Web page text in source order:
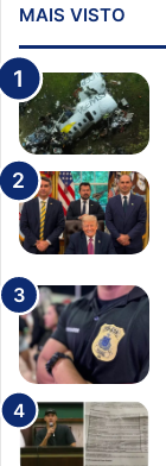
MAIS VISTO